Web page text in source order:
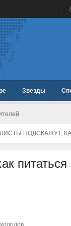
Звезды
ПОДСКАЖУТ,
питаться